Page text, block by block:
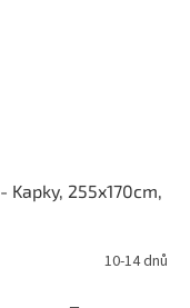
255x170cm,
10-14 dnů